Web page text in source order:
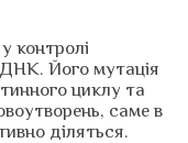
контролі
ДНК. Його мутація
циклу та
саме в
діляться.